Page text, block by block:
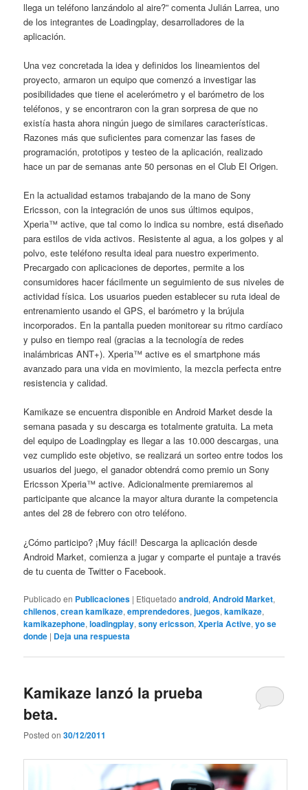
llega un teléfono lanzándolo al aire?” comenta Julián Larrea, uno
de los integrantes de Loadingplay, desarrolladores de la
aplicación.
Una vez concretada la idea y definidos los lineamientos del
proyecto, armaron un equipo que comenzó a investigar las
posibilidades que tiene el acelerómetro y el barómetro de los
teléfonos, y se encontraron con la gran sorpresa de que no
existía hasta ahora ningún juego de similares características.
Razones más que suficientes para comenzar las fases de
programación, prototipos y testeo de la aplicación, realizado
hace un par de semanas ante 50 personas en el Club El Origen.
En la actualidad estamos trabajando de la mano de Sony
Ericsson, con la integración de unos sus últimos equipos,
Xperia™ active, que tal como lo indica su nombre, está diseñado
para estilos de vida activos. Resistente al agua, a los golpes y al
polvo, este teléfono resulta ideal para nuestro experimento.
Precargado con aplicaciones de deportes, permite a los
consumidores hacer fácilmente un seguimiento de sus niveles de
actividad física. Los usuarios pueden establecer su ruta ideal de
entrenamiento usando el GPS, el barómetro y la brújula
incorporados. En la pantalla pueden monitorear su ritmo cardíaco
y pulso en tiempo real (gracias a la tecnología de redes
inalámbricas ANT+). Xperia™ active es el smartphone más
avanzado para una vida en movimiento, la mezcla perfecta entre
resistencia y calidad.
Kamikaze se encuentra disponible en Android Market desde la
semana pasada y su descarga es totalmente gratuita. La meta
del equipo de Loadingplay es llegar a las 10.000 descargas, una
vez cumplido este objetivo, se realizará un sorteo entre todos los
usuarios del juego, el ganador obtendrá como premio un Sony
Ericsson Xperia™ active. Adicionalmente premiaremos al
participante que alcance la mayor altura durante la competencia
antes del 28 de febrero con otro teléfono.
¿Cómo participo? ¡Muy fácil! Descarga la aplicación desde
Android Market, comienza a jugar y comparte el puntaje a través
de tu cuenta de Twitter o Facebook.
Publicado en Publicaciones | Etiquetado android,Android Market,
chilenos,crean kamikaze,emprendedores,juegos,kamikaze,
kamikazephone,loadingplay,sony ericsson,Xperia Active,yo se
donde | Deja una respuesta
Kamikaze lanzó la prueba
beta.
Posted on30/12/2011